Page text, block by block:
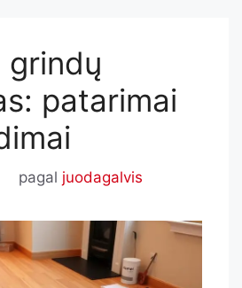
grindų
patarimai
pagal juodagalvis